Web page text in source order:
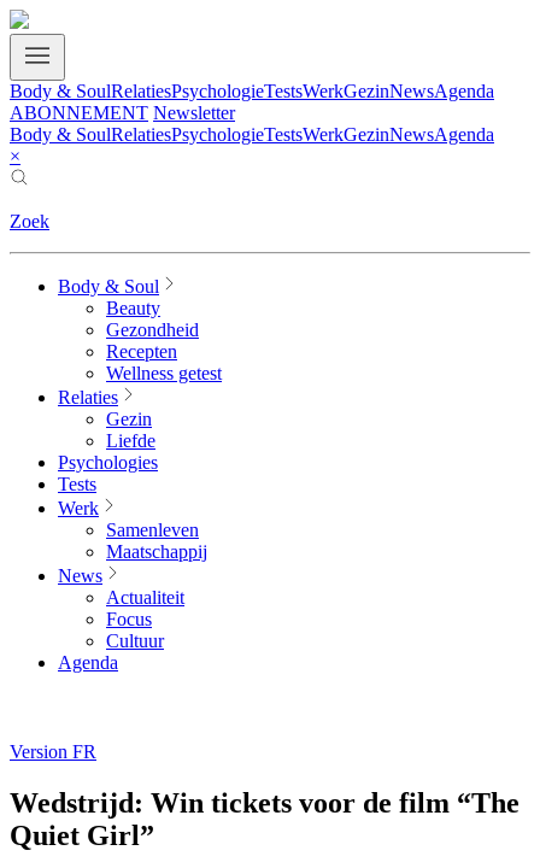
Body & SoulRelatiesPsychologieTestsWerkGezinNewsAgenda
ABONNEMENT Newsletter
Body & SoulRelatiesPsychologieTestsWerkGezinNewsAgenda
×
Zoek
Body & Soul
Beauty
Gezondheid
Recepten
Wellness getest
Relaties
Gezin
Liefde
Psychologies
Tests
Werk
Samenleven
Maatschappij
News
Actualiteit
Focus
Cultuur
Agenda
Version FR
Wedstrijd: Win tickets voor de film “The
Quiet Girl”